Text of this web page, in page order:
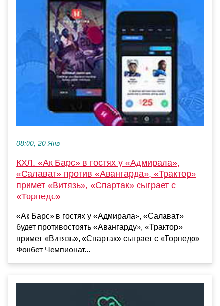
08:00, 20 Янв
КХЛ. «Ак Барс» в гостях у «Адмирала»,
«Салават» против «Авангарда», «Трактор»
примет «Витязь», «Спартак» сыграет с
«Торпедо»
«Ак Барс» в гостях у «Адмирала», «Салават»
будет противостоять «Авангарду», «Трактор»
примет «Витязь», «Спартак» сыграет с «Торпедо»
Фонбет Чемпионат...